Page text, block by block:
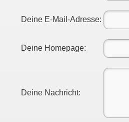
Deine E-Mail-Adresse:
Deine Homepage:
Deine Nachricht: